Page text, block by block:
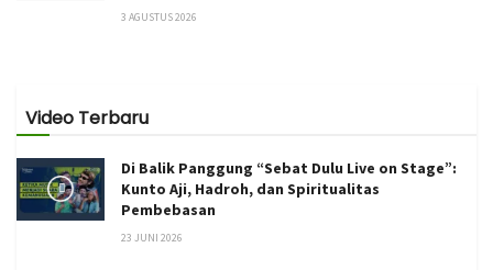
3 AGUSTUS 2026
Video Terbaru
Di Balik Panggung “Sebat Dulu Live on Stage”:
Kunto Aji, Hadroh, dan Spiritualitas
Pembebasan
23 JUNI 2026